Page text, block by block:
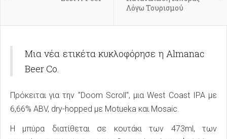
Λόγω Τουρισμού
Μια νέα ετικέτα κυκλοφόρησε η Almanac
Beer Co.
Πρόκειται για την "Doom Scroll", μια West Coast IPA με
6,66% ABV, dry-hopped με Motueka και Mosaic.
Η μπύρα διατίθεται σε κουτάκι των 473ml, των